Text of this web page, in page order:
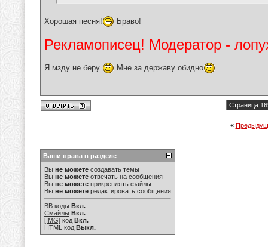
Хорошая песня!
Браво!
Рекламописец! Модератор -
Я мзду не беру Мне за державу обидно
Страница
«
Ваши права в разделе
Вы не можете создавать темы
Вы не можете отвечать на сообщения
Вы не можете прикреплять файлы
Вы не можете редактировать сообщения
BB коды Вкл.
Смайлы Вкл.
[IMG] код Вкл.
HTML код Выкл.